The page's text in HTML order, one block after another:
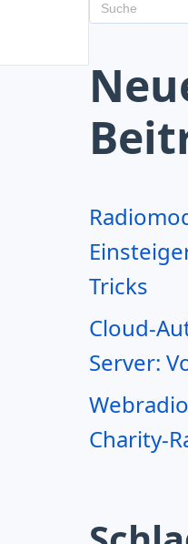
Tricks
Cloud-
Server:
Charity-